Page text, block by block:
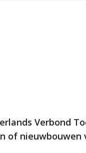
Verbond
of nieuwbouwen